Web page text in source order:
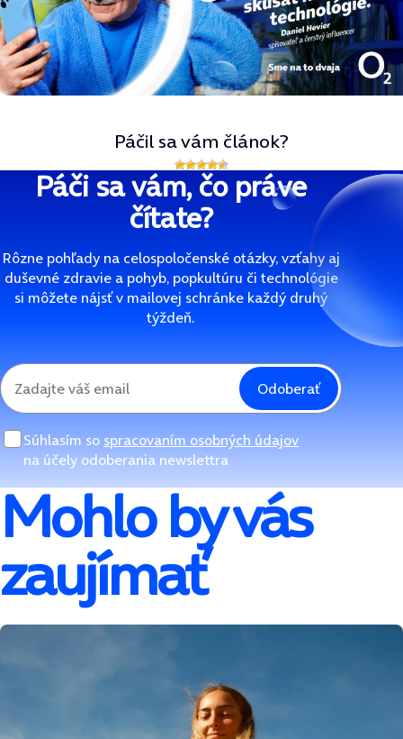
Páčil sa vám článok?
Páči sa vám, čo práve
čítate?
Rôzne pohľady na celospoločenské otázky, vzťahy aj
duševné zdravie a pohyb, popkultúru či technológie
si môžete nájsť v mailovej schránke každý druhý
týždeň.
Odoberať
Súhlasím so spracovaním osobných údajov
na účely odoberania newslettra
Mohlo by vás
zaujímať